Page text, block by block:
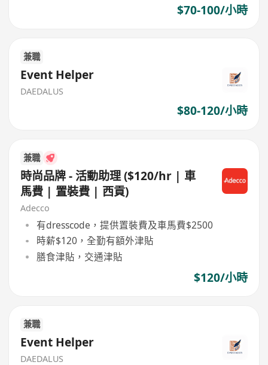
$70-100/小時
兼職
Event Helper
DAEDALUS
$80-120/小時
兼職
時尚品牌 - 活動助理 ($120/hr | 車
馬費 | 置裝費 | 西貢)
Adecco
有dresscode，提供置裝費及車馬費$2500
時薪$120，全勤有額外津貼
膳食津貼，交通津貼
$120/小時
兼職
Event Helper
DAEDALUS